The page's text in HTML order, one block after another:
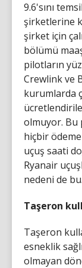
9.6'sını
şirketlerine
şirket için
bölümü
pilotların
Crewlink ve
kurumlarda
olmuyor. Bu
hiçbir
uçuş saati
Ryanair
nedeni de bu.
Taşeron
Taşeron
esneklik
olmayan